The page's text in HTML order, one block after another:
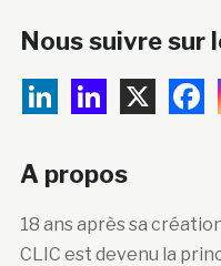
Nous suivre sur
A propos
18 ans après sa
CLIC est devenu la